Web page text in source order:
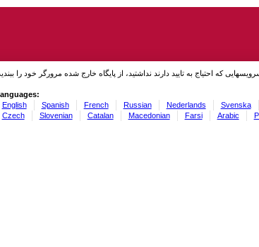
که احتیاج به تایید دارند نداشتید، از پایگاه خارج شده مرورگر خود را
English
Spanish French Russian Nederlands Svenska
Czech
Slovenian Catalan Macedonian Farsi Arabic